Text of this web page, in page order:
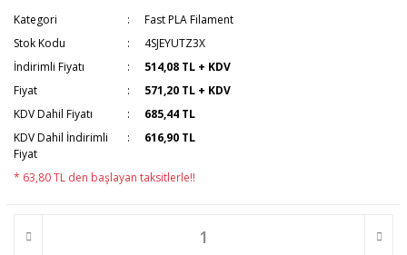
Kategori
Fast PLA Filament
Stok Kodu
4SJEYUTZ3X
İndirimli Fiyatı
514,08 TL + KDV
Fiyat
571,20 TL + KDV
KDV Dahil Fiyatı
685,44 TL
KDV Dahil İndirimli
Fiyat
616,90 TL
* 63,80 TL den başlayan taksitlerle!!